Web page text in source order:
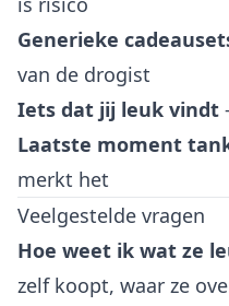
Generieke
van de drogist
Iets dat jij leuk vindt
Laatste moment
merkt het
Veelgestelde vragen
Hoe weet ik wat ze
zelf koopt, waar ze